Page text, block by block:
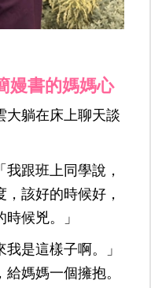
嫚書的媽媽心
大躺在床上聊天談
跟班上同學說，
該好的時候好，
候兇。」
是這樣子啊。」
媽媽一個擁抱。